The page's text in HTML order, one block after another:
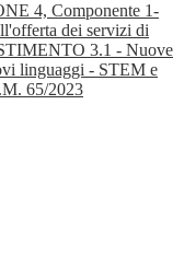
4, Componente 1-
dei servizi di
3.1 - Nuove
linguaggi - STEM e
65/2023